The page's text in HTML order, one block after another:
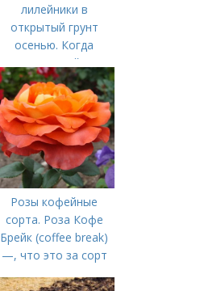
лилейники в
открытый грунт
осенью. Когда
сажать лилейники
осенью в
зависимости от
региона
Розы кофейные
сорта. Роза Кофе
Брейк (coffee break)
—, что это за сорт